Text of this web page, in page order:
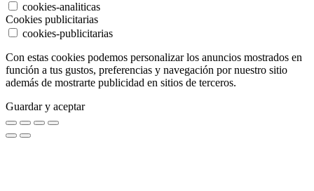
cookies-analiticas
Cookies publicitarias
cookies-publicitarias
Con estas cookies podemos personalizar los anuncios mostrados en
función a tus gustos, preferencias y navegación por nuestro sitio
además de mostrarte publicidad en sitios de terceros.
Guardar y aceptar